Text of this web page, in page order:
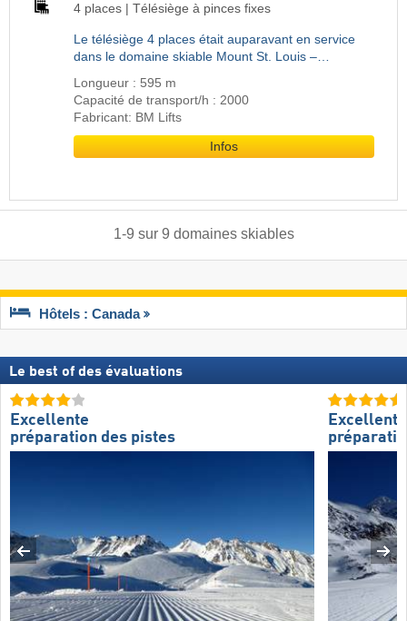
4 places | Télésiège à pinces fixes
Le télésiège 4 places était auparavant en service
dans le domaine skiable Mount St. Louis –…
Longueur : 595 m
Capacité de transport/h : 2000
Fabricant: BM Lifts
Infos
1-9 sur 9 domaines skiables
Hôtels : Canada
Le best of des évaluations
Excellente
préparation des pistes
Excellente